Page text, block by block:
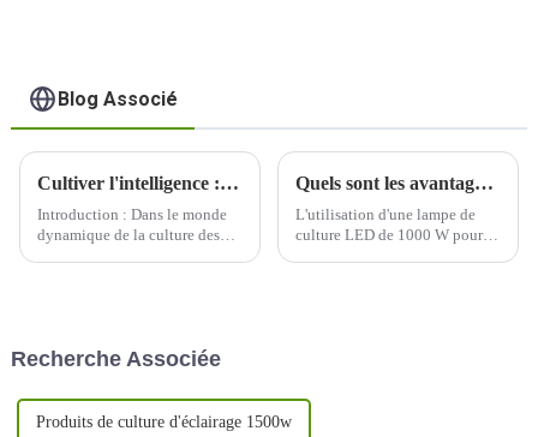
Blog Associé
Cultiver l'intelligence : éclairer l'avenir avec des lampes de culture à LED
Introduction : Dans le monde
dynamique de la culture des
voyage pour cultiver de
difficile...
Quels sont les avantages du jardinage intérieur lorsqu'on utilise une lampe de culture LED de 1000 W ?
L'utilisation d'une lampe de
culture LED de 1000 W pour le
Recherche Associée
Produits de culture d'éclairage 1500w